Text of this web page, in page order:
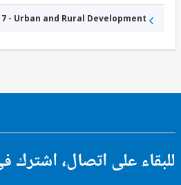
FY17 - Urban and Rural Development
على اتصال، اشترك في: